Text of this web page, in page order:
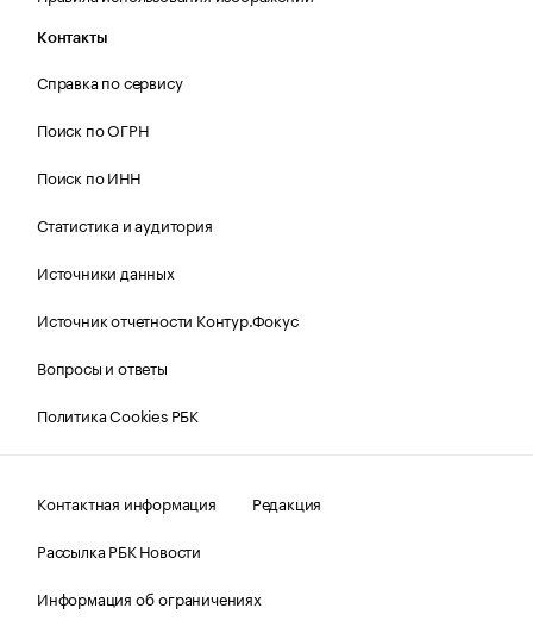
Контакты
Справка по сервису
Поиск по ОГРН
Поиск по ИНН
Статистика и аудитория
Источники данных
Источник отчетности Контур.Фокус
Вопросы и ответы
Политика Cookies РБК
Контактная информация
Редакция
Рассылка РБК Новости
Информация об ограничениях